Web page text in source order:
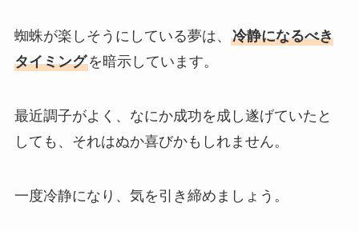
蜘蛛が楽しそうにしている夢は、 冷静になるべき
タイミングを暗示しています。
最近調子がよく、なにか成功を成し遂げていたと
しても、それはぬか喜びかもしれません。
一度冷静になり、気を引き締めましょう。